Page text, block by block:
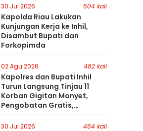
30 Jul 2026 504 kali
Kapolda Riau Lakukan
Kunjungan Kerja ke Inhil,
Disambut Bupati dan
Forkopimda
02 Agu 2026 482 kali
Kapolres dan Bupati Inhil
Turun Langsung Tinjau 11
Korban Gigitan Monyet,
Pengobatan Gratis,
Perburuan Terus Berlanjut
30 Jul 2026 464 kali